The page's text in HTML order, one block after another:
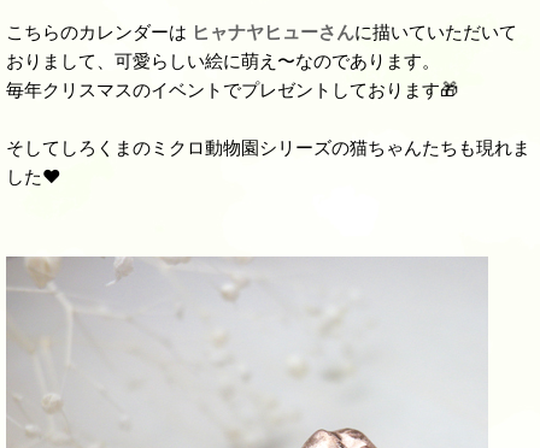
こちらのカレンダーは ヒャナヤヒューさんに描いていただいて
おりまして、可愛らしい絵に萌え〜なのであります。
毎年クリスマスのイベントでプレゼントしております🎁
そしてしろくまのミクロ動物園シリーズの猫ちゃんたちも現れま
した❤️